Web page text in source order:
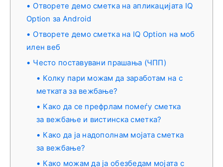
Отворете демо сметка на апликацијата IQ
Option за Android
Отворете демо сметка на IQ Option на моб
илен веб
Често поставувани прашања (ЧПП)
Колку пари можам да заработам на с
метката за вежбање?
Како да се префрлам помеѓу сметка
за вежбање и вистинска сметка?
Како да ја надополнам мојата сметка
за вежбање?
Како можам да ја обезбедам мојата с